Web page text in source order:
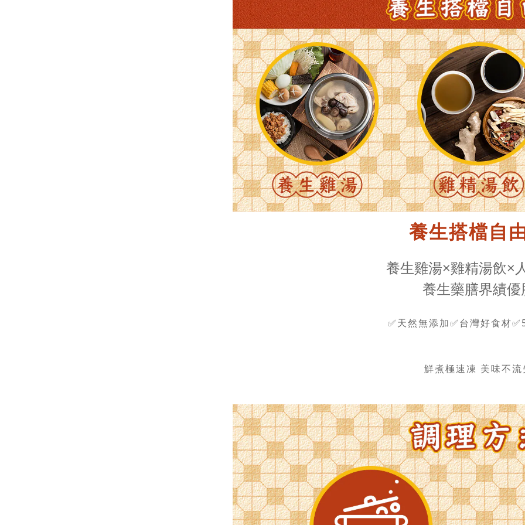
養生搭檔自
養生雞湯×雞精湯飲×
養生藥膳界績優
✅天然無添加✅台灣好食材
鮮煮極速凍 美味不流